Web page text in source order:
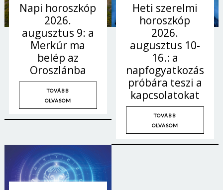
Napi horoszkóp
2026.
augusztus 9: a
Merkúr ma
belép az
Oroszlánba
TOVÁBB
OLVASOM
Heti szerelmi
horoszkóp
2026.
augusztus 10-
16.: a
napfogyatkozás
próbára teszi a
kapcsolatokat
TOVÁBB
OLVASOM